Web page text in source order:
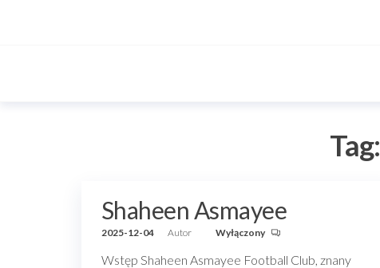
Tag:
Shaheen Asmayee
2025-12-04 Autor Wyłączony
Wstęp Shaheen Asmayee Football Club, znany